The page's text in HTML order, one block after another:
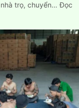
trọ, chuyển…Đọc